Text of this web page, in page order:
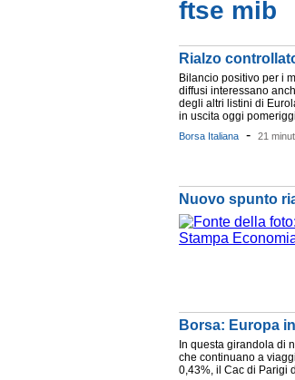
ftse mib
Rialzo
Bilancio positivo per i
diffusi interessano
degli altri listini di
in uscita oggi
Borsa Italiana - 21
Nuovo spunto
Borsa: Europa
In questa girandola di
che continuano a
0,43%, il Cac di Parigi